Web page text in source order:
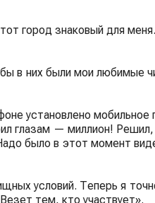
город знаковый для
в них были мои любимые
установлено
глазам — миллион!
было в этот момент
условий. Теперь я
тем, кто участвует».